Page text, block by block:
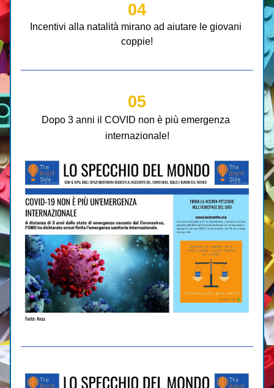
04
Incentivi alla natalità mirano ad aiutare le giovani
coppie!
05
Dopo 3 anni il COVID non è più emergenza
internazionale!